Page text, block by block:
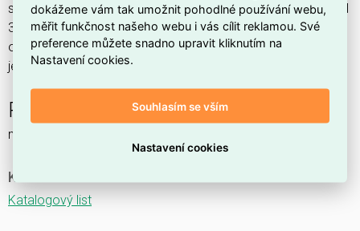
svítidlo průmyslové do prostředí s nebezpečím výbuchu Ex II
3GD, 1x5500lm, spektrum 840RJ, s regulací stmívání
ovládané DALI protokolem, s nerez. klipy,
jednofáz.průběž.montáž,
PERUN SLIM Ex NM
nouzové a orientační
Ke stažení
Katalogový list
dokážeme vám tak umožnit pohodlné používání webu,
měřit funkčnost našeho webu i vás cílit reklamou. Své
preference můžete snadno upravit kliknutím na
Nastavení cookies.
Souhlasím se vším
Nastavení cookies